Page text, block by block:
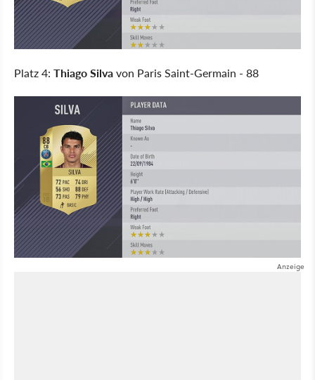
Platz 4: Thiago Silvavon Paris Saint-Germain - 88